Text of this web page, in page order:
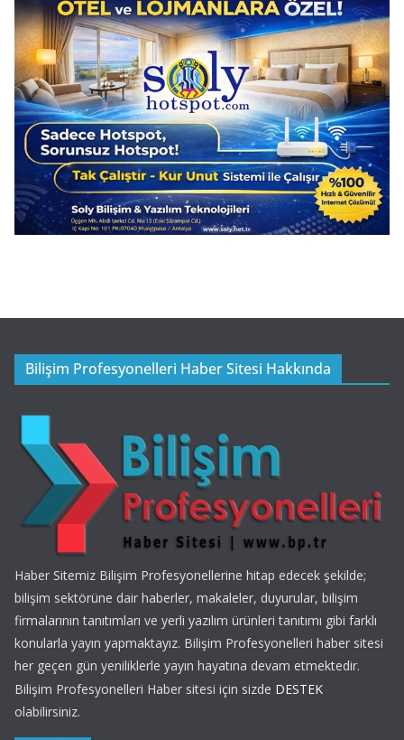
Bilişim Profesyonelleri Haber Sitesi Hakkında
Haber Sitemiz Bilişim Profesyonellerine hitap edecek şekilde;
bilişim sektörüne dair haberler, makaleler, duyurular, bilişim
firmalarının tanıtımları ve yerli yazılım ürünleri tanıtımı gibi farklı
konularla yayın yapmaktayız. Bilişim Profesyonelleri haber sitesi
her geçen gün yeniliklerle yayın hayatına devam etmektedir.
Bilişim Profesyonelleri Haber sitesi için sizde DESTEK
olabilirsiniz.